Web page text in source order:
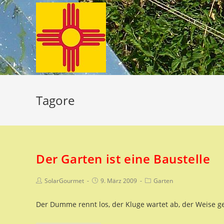
Zum
Inhalt
springen
Tagore
Der Garten ist eine Baustelle
Beitrags-
SolarGourmet
Beitrag
9. März 2009
Beitrags-
Garten
Der Dumme rennt los, der Kluge wartet ab, der Weise